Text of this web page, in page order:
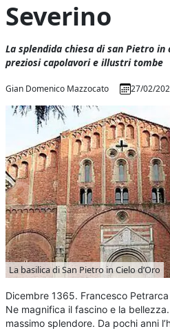
Severino
La splendida chiesa di san Pietro in
preziosi capolavori e illustri tombe
Gian Domenico Mazzocato 27/02/
La basilica di San Pietro in Cielo d’Oro
Dicembre 1365. Francesco
Ne magnifica il fascino e la
massimo splendore. Da pochi anni